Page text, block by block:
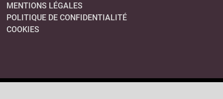
MENTIONS LÉGALES
POLITIQUE DE CONFIDENTIALITÉ
COOKIES